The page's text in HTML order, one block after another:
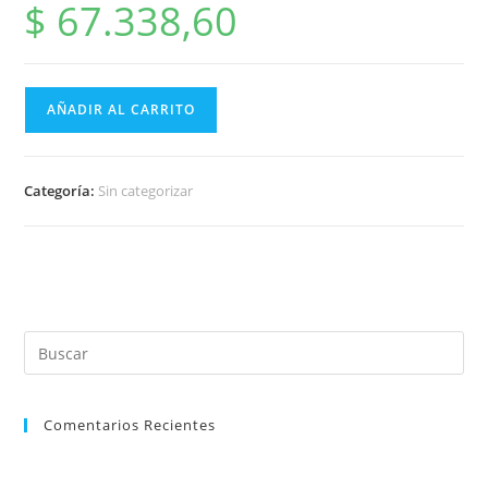
$ 67.338,60
AÑADIR AL CARRITO
Categoría: Sin categorizar
Comentarios Recientes